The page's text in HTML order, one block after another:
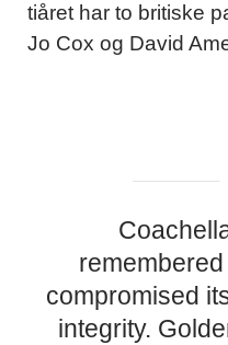
tiåret har to britiske
Jo Cox og David
compromised
integrity.